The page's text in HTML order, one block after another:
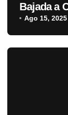
Bajada a
a España
Ago 15, 2025